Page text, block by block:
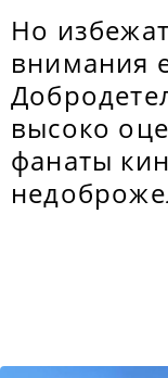
Но
внимания
высоко
фанаты